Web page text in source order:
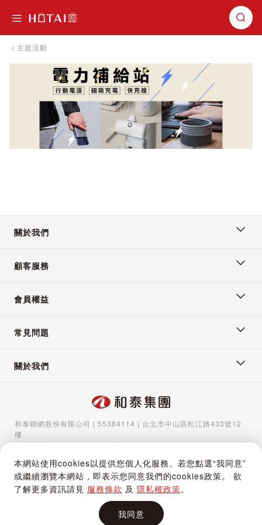
本網站使用cookies以提供您個人化服務。若您點選“我同意”
或繼續瀏覽本網站，即表示您同意我們的cookies政策。 欲
了解更多資訊請見 服務條款 及 隱私權政策。
我同意
主題活動
關於我們
顧客服務
會員權益
常見問題
關於我們
和泰聯網股份有限公司 | 55384114 | 台北市中山區松江路433號12
樓
服務專線：02-5570-1788| 聯絡信箱：gocs@hotaigo.com.tw| 服
Copyright © 2024 Hotai Connected Co.,Ltd | Powered by Hotai
Motor Corporation